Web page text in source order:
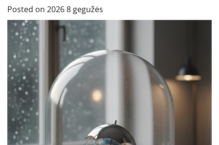
Posted on 2026 8 gegužės